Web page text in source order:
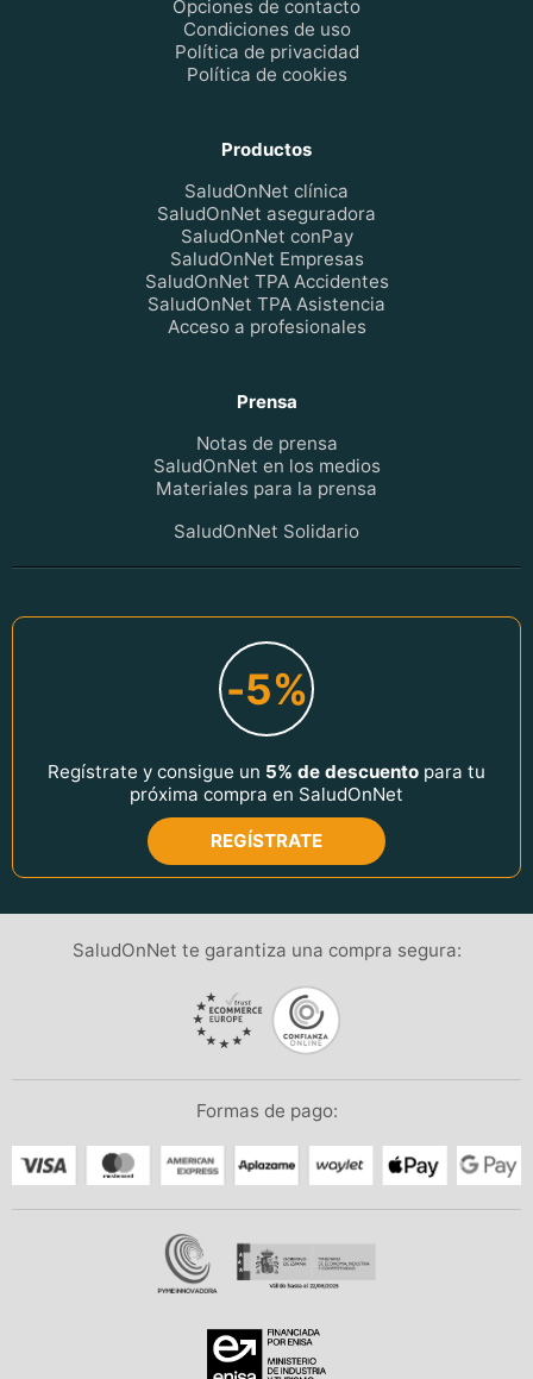
Opciones de contacto
Condiciones de uso
Política de privacidad
Política de cookies
Productos
SaludOnNet clínica
SaludOnNet aseguradora
SaludOnNet conPay
SaludOnNet Empresas
SaludOnNet TPA Accidentes
SaludOnNet TPA Asistencia
Acceso a profesionales
Prensa
Notas de prensa
SaludOnNet en los medios
Materiales para la prensa
SaludOnNet Solidario
-5%
Regístrate y consigue un 5% de descuento para tu
próxima compra en SaludOnNet
REGÍSTRATE
SaludOnNet te garantiza una compra segura:
Formas de pago: